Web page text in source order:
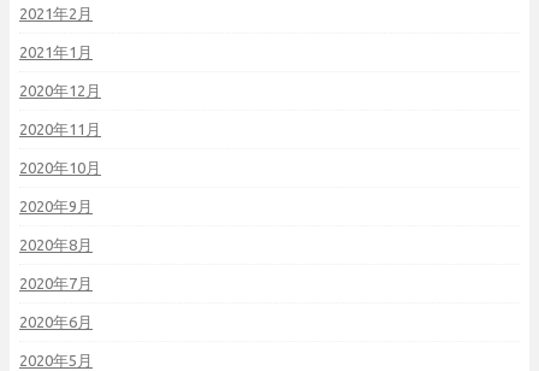
2021年2月
2021年1月
2020年12月
2020年11月
2020年10月
2020年9月
2020年8月
2020年7月
2020年6月
2020年5月